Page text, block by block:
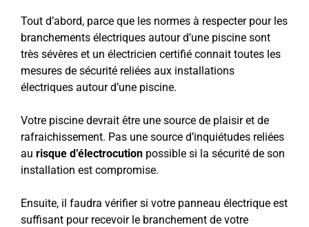
Tout d’abord, parce que les normes à respecter pour les
branchements électriques autour d’une piscine sont
très sévères et un électricien certifié connait toutes les
mesures de sécurité reliées aux installations
électriques autour d’une piscine.
Votre piscine devrait être une source de plaisir et de
rafraichissement. Pas une source d’inquiétudes reliées
au risque d’électrocution possible si la sécurité de son
installation est compromise.
Ensuite, il faudra vérifier si votre panneau électrique est
suffisant pour recevoir le branchement de votre